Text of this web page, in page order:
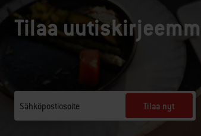
Tilaa
Sähköpostiosoite Tilaa nyt